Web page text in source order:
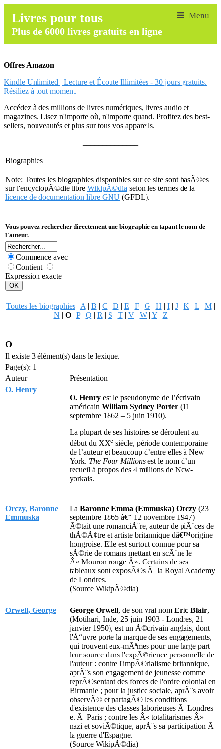
Livres pour tous
Plus de 6000 livres gratuits en ligne
Offres Amazon
Kindle Unlimited | Lecture et Écoute Illimitées - 30 jours gratuits.
Résiliez à tout moment.
Accédez à des millions de livres numériques, livres audio et
magazines. Lisez n'importe où, n'importe quand. Profitez des best-
sellers, nouveautés et plus sur tous vos appareils.
Biographies
Note: Toutes les biographies disponibles sur ce site sont basÃ©es
sur l'encyclopÃ©die libre WikipÃ©dia selon les termes de la
licence de documentation libre GNU (GFDL).
Vous pouvez rechercher directement une biographie en tapant le nom de
l'auteur.
Commence avec
Contient
Expression exacte
Toutes les biographies| A | B | C | D | E | F| G | H | I| J| K | L| M|
N | O| P| Q | R | S | T| V| W| Y| Z
O
Il existe 3 élément(s) dans le lexique.
Page(s): 1
Auteur
Présentation
O. Henry
O. Henry est le pseudonyme de l’écrivain
américain William Sydney Porter (11
septembre 1862 – 5 juin 1910).
La plupart de ses histoires se déroulent au
début du XXe siècle, période contemporaine
de l’auteur et beaucoup d’entre elles à New
York. The Four Millions est le nom d’un
recueil à propos des 4 millions de New-
yorkais.
Orczy, Baronne
Emmuska
La Baronne Emma (Emmuska) Orczy (23
septembre 1865 â€“ 12 novembre 1947)
Ã©tait une romanciÃ¨re, auteur de piÃ¨ces de
thÃ©Ã¢tre et artiste britannique dâ€™origine
hongroise. Elle est surtout connue pour sa
sÃ©rie de romans mettant en scÃ¨ne le
Â« Mouron rouge Â». Certains de ses
tableaux sont exposÃ©s Ã la Royal Academy
de Londres.
(Source WikipÃ©dia)
Orwell, George George Orwell, de son vrai nom Eric Blair,
(Motihari, Inde, 25 juin 1903 - Londres, 21
janvier 1950), est un Ã©crivain anglais, dont
l'Å“uvre porte la marque de ses engagements,
qui trouvent eux-mÃªmes pour une large part
leur source dans l'expÃ©rience personnelle de
l'auteur : contre l'impÃ©rialisme britannique,
aprÃ¨s son engagement de jeunesse comme
reprÃ©sentant des forces de l'ordre colonial en
Birmanie ; pour la justice sociale, aprÃ¨s avoir
observÃ© et partagÃ© les conditions
d'existence des classes laborieuses Ã Londres
et Ã Paris ; contre les Â« totalitarismes Â»
nazi et soviÃ©tique, aprÃ¨s sa participation Ã
la guerre d'Espagne.
(Source WikipÃ©dia)